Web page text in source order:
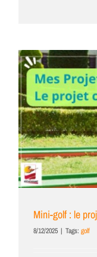
Mini-golf : le
8/12/2025 | Tags: golf